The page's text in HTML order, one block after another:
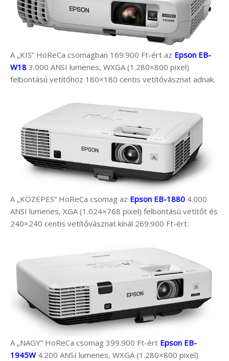
A „KIS” HoReCa csomagban 169.900 Ft-ért az Epson EB-
W18 3.000 ANSI lumenes, WXGA (1.280×800 pixel)
felbontású vetítőhöz 180×180 centis vetítővásznat adnak.
A „KÖZEPES” HoReCa csomag az Epson EB-1880 4.000
ANSI lumenes, XGA (1.024×768 pixel) felbontású vetítőt és
240×240 centis vetítővásznat kínál 269.900 Ft-ért.
A „NAGY” HoReCa csomag 399.900 Ft-ért Epson EB-
1945W4.200 ANSI lumenes, WXGA (1.280×800 pixel)